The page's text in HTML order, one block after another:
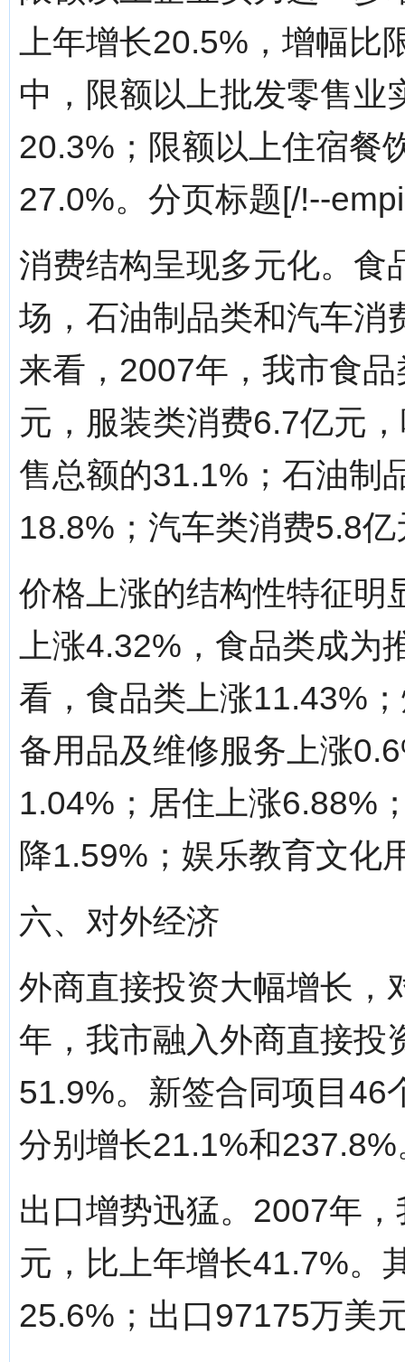
上年增长20.5%，增幅
中，限额以上批发零售业
20.3%；限额以上住宿餐
27.0%。分页标题[/!--
消费结构呈现多元化。食
场，石油制品类和汽车消
来看，2007年，我市食
元，服装类消费6.7亿元
售总额的31.1%；石油制
18.8%；汽车类消费5.8
价格上涨的结构性特征明
上涨4.32%，食品类成
看，食品类上涨11.43%
备用品及维修服务上涨
1.04%；居住上涨6.88%
降1.59%；娱乐教育文化
六、对外经济
外商直接投资大幅增长，
年，我市融入外商直接投
51.9%。新签合同项目46
分别增长21.1%和237.8%
出口增势迅猛。2007年
元，比上年增长41.7%。
25.6%；出口97175万美